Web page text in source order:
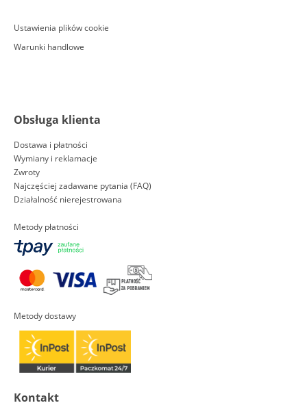
Ustawienia plików cookie
Warunki handlowe
Obsługa klienta
Dostawa i płatności
Wymiany i reklamacje
Zwroty
Najczęściej zadawane pytania (FAQ)
Działalność nierejestrowana
Metody płatności
Metody dostawy
Kontakt